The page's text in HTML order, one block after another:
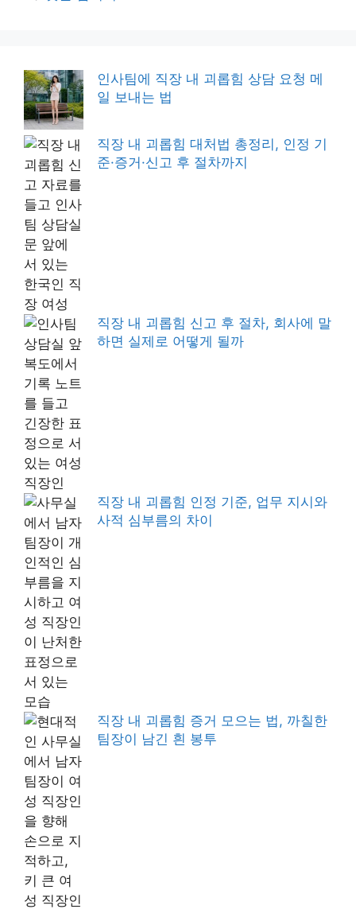
인사팀에 직장 내 괴롭힘 상담 요청 메
일 보내는 법
직장 내 괴롭힘 대처법 총정리, 인정 기
준·증거·신고 후 절차까지
직장 내 괴롭힘 신고 후 절차, 회사에 말
하면 실제로 어떻게 될까
직장 내 괴롭힘 인정 기준, 업무 지시와
사적 심부름의 차이
직장 내 괴롭힘 증거 모으는 법, 까칠한
팀장이 남긴 흰 봉투